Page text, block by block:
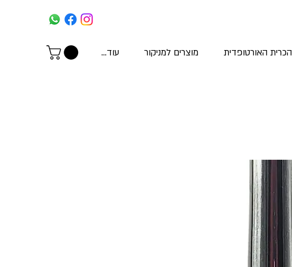
הכרית האורטופדית מוצרים למניקור עוד...